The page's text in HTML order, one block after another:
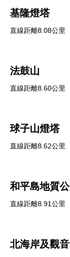
基隆燈塔
直線距離8.08公里
法鼓山
直線距離8.60公里
球子山燈塔
直線距離8.62公里
和平島地質
直線距離8.91公里
北海岸及觀